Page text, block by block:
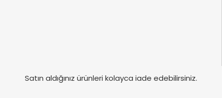
Satın aldığınız ürünleri kolayca iade edebilirsiniz.